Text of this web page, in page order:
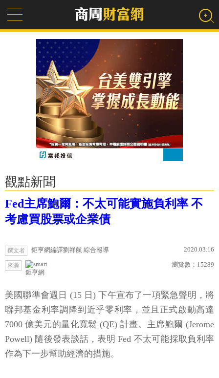
觀點新聞
Fed主席鮑爾：不太可能實施負利率 不
考慮買股票或企業債
撰文者 鉅亨網編譯劉祥航 綜合報導 2020.03.16
來源
鉅亨網
瀏覽數： 15289
美國聯準會週日 (15 日) 下午宣布了一項緊急聲明，將
聯邦基金利率調降到近乎零利率，並且正式啟動高達
7000 億美元的量化寬鬆 (QE) 計畫。主席鮑爾 (Jerome
Powell) 隨後發表談話，表明 Fed 不太可能採取負利率
作為下一步幫助經濟的措施。